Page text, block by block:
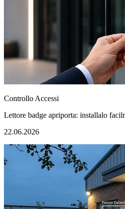
Controllo Accessi
Lettore badge apriporta: installalo
22.06.2026